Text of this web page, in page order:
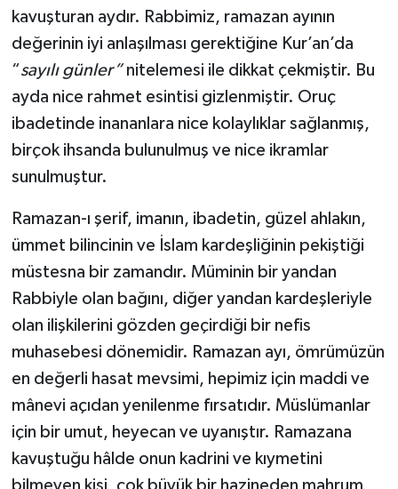
kavuşturan aydır. Rabbimiz, ramazan ayının
değerinin iyi anlaşılması gerektiğine Kur’an’da
“sayılı günler”nitelemesi ile dikkat çekmiştir. Bu
ayda nice rahmet esintisi gizlenmiştir. Oruç
ibadetinde inananlara nice kolaylıklar sağlanmış,
birçok ihsanda bulunulmuş ve nice ikramlar
sunulmuştur.
Ramazan-ı şerif, imanın, ibadetin, güzel ahlakın,
ümmet bilincinin ve İslam kardeşliğinin pekiştiği
müstesna bir zamandır. Müminin bir yandan
Rabbiyle olan bağını, diğer yandan kardeşleriyle
olan ilişkilerini gözden geçirdiği bir nefis
muhasebesi dönemidir. Ramazan ayı, ömrümüzün
en değerli hasat mevsimi, hepimiz için maddi ve
mânevi açıdan yenilenme fırsatıdır. Müslümanlar
için bir umut, heyecan ve uyanıştır. Ramazana
kavuştuğu hâlde onun kadrini ve kıymetini
bilmeyen kişi, çok büyük bir hazineden mahrum
Kahramanmaraş Müftülüğü
Karabük Müftülüğü
Karaman Müftülüğü
Kayseri Müftülüğü
Kilis Müftülüğü
Kırıkkale Müftülüğü
Kırklareli Müftülüğü
Kırşehir Müftülüğü
Kocaeli Müftülüğü